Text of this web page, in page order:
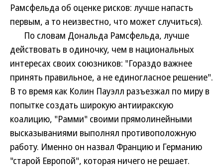
Рамсфельда об оценке рисков: лучше напасть
первым, а то неизвестно, что может случиться).
По словам Дональда Рамсфельда, лучше
действовать в одиночку, чем в национальных
интересах своих союзников: "Гораздо важнее
принять правильное, а не единогласное решение".
В то время как Колин Пауэлл разъезжал по миру в
попытке создать широкую антииракскую
коалицию, "Рамми" своими прямолинейными
высказываниями выполнял противоположную
работу. Именно он назвал Францию и Германию
"старой Европой", которая ничего не решает.